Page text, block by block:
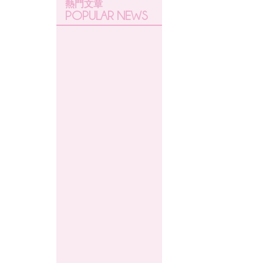
熱門文章
POPULAR NEWS